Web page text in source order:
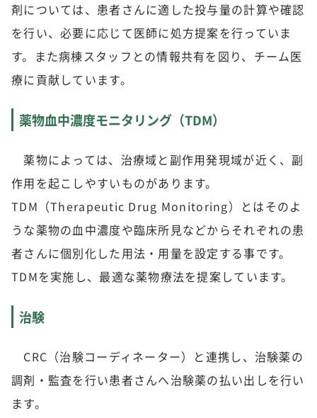
剤については、患者さんに適した投与量の計算や確認
を行い、必要に応じて医師に処方提案を行っていま
す。また病棟スタッフとの情報共有を図り、チーム医
療に貢献しています。
薬物血中濃度モニタリング（TDM）
薬物によっては、治療域と副作用発現域が近く、副
作用を起こしやすいものがあります。
TDM（Therapeutic Drug Monitoring）とはそのよ
うな薬物の血中濃度や臨床所見などからそれぞれの患
者さんに個別化した用法・用量を設定する事です。
TDMを実施し、最適な薬物療法を提案しています。
治験
CRC（治験コーディネーター）と連携し、治験薬の
調剤・監査を行い患者さんへ治験薬の払い出しを行い
ます。